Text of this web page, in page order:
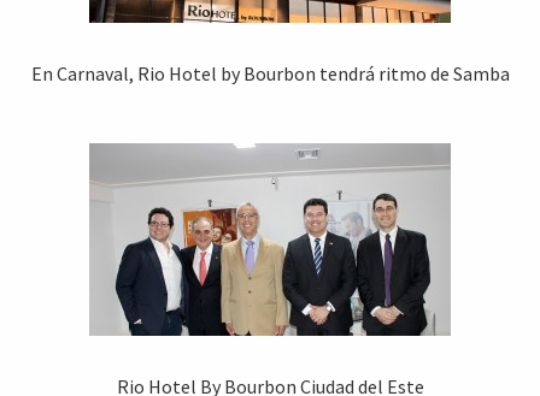
En Carnaval, Rio Hotel by Bourbon tendrá ritmo de Samba
Rio Hotel By Bourbon Ciudad del Este